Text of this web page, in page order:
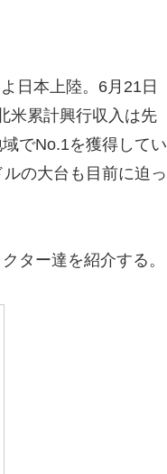
日本上陸。6月21日
米累計興行収入は先
でNo.1を獲得してい
の大台も目前に迫っ
ター達を紹介する。